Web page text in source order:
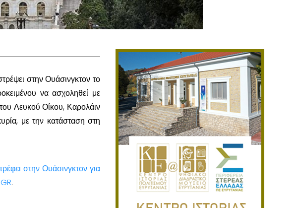
στην Ουάσινγκτον το
να ασχοληθεί με
Λευκού Οίκου, Καρολάιν
με την κατάσταση στη
στην Ουάσινγκτον για
.